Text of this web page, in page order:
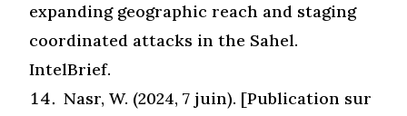
expanding geographic reach and staging
coordinated attacks in the Sahel.
IntelBrief.
Nasr, W. (2024, 7 juin). [Publication sur